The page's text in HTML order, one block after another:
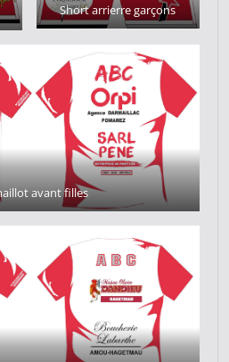
Short arrierre garçons
avant filles